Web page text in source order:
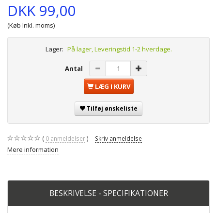
DKK 99,00
(Køb Inkl. moms)
Lager: På lager, Leveringstid 1-2 hverdage.
Antal
LÆG I KURV
Tilføj ønskeliste
0 anmeldelser Skriv anmeldelse
Mere information
BESKRIVELSE - SPECIFIKATIONER